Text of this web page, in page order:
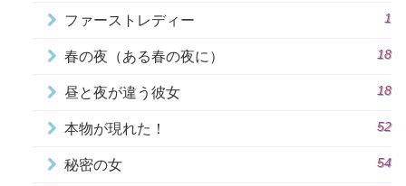
ファーストレディー 1
春の夜（ある春の夜に） 18
昼と夜が違う彼女 18
本物が現れた！ 52
秘密の女 54